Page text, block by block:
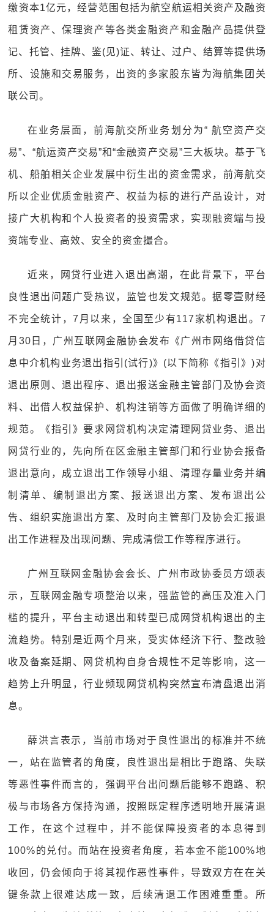
缴资本1亿元，经营范围包括为航空航运相关资产及融资
租赁资产、保理资产等各类金融资产和金融产品提供登
记、托管、挂牌、鉴(见)证、转让、过户、结算等提供场
所、设施和交易服务，出资的多家股东皆为海航集团关
联公司。
在业务层面，前海航交所业务划分为“ 航空资产交
易”、“航运资产交易”和“金融资产交易”三大板块。基于飞
机、船舶相关企业发展中衍生出的资金需求，前海航交
所以企业优质金融资产、权益为标的进行产品设计，对
接广大机构和个人投资者的投资需求，实现融资端与投
资端专业、高效、安全的资金撮合。
近来，网贷行业进入退出高潮，在此背景下，平台
良性退出问题广受热议，监管也发文规范。据零壹财经
不完全统计，7月以来，全国至少有117家机构退出。7
月30日，广州互联网金融协会发布《广州市网络借贷信
息中介机构业务退出指引(试行)》(以下简称《指引》)对
退出原则、退出程序、退出报送金融主管部门及协会资
料、出借人权益保护、机构注销等方面做了明确详细的
规范。《指引》要求网贷机构决定清理网贷业务、退出
网贷行业的，先向所在区金融主管部门和行业协会报备
退出意向，成立退出工作领导小组、清理存量业务并编
制清单、编制退出方案、报送退出方案、发布退出公
告、组织实施退出方案、及时向主管部门及协会汇报退
出工作进程及出现问题、完成清偿工作等程序进行。
广州互联网金融协会会长、广州市政协委员方颂表
示，互联网金融专项整治以来，强监管的高压及准入门
槛的提升，平台主动退出和转型已成网贷机构退出的主
流趋势。特别是近两个月来，受实体经济下行、整改验
收及备案延期、网贷机构自身合规性不足等影响，这一
趋势上升明显，行业频现网贷机构突然宣布清盘退出消
息。
薛洪言表示，当前市场对于良性退出的标准并不统
一，站在监管者的角度，良性退出是相比于跑路、失联
等恶性事件而言的，强调平台出问题后能够不跑路、积
极与市场各方保持沟通，按照既定程序透明地开展清退
工作，在这个过程中，并不能保障投资者的本息得到
100%的兑付。而站在投资者角度，若本金不能100%地
收回，仍会倾向于将其视作恶性事件，导致双方在在关
键条款上很难达成一致，后续清退工作困难重重。所